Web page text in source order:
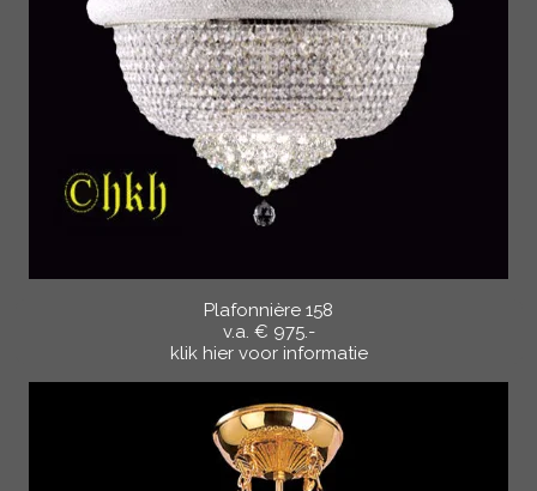
Plafonnière 158
v.a. € 975.-
klik hier voor informatie